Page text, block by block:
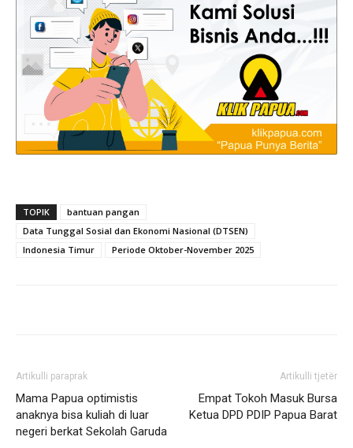
TOPIK
bantuan pangan
Data Tunggal Sosial dan Ekonomi Nasional (DTSEN)
Indonesia Timur
Periode Oktober-November 2025
Artikulli paraprak
Mama Papua optimistis
anaknya bisa kuliah di luar
negeri berkat Sekolah Garuda
Artikulli tjetër
Empat Tokoh Masuk Bursa
Ketua DPD PDIP Papua Barat